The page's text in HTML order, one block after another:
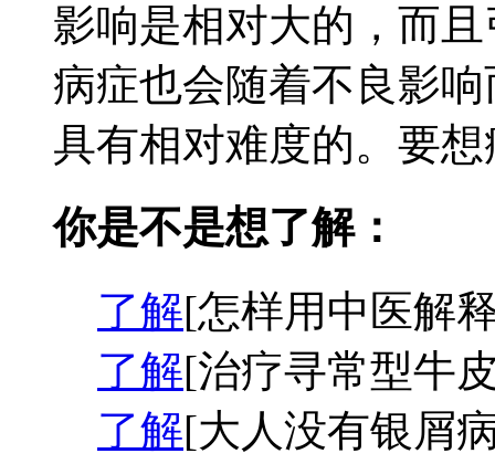
影响是相对大的，而
病症也会随着不良影
具有相对难度的。要
你是不是想了解：
了解[怎样用中医解
了解[治疗寻常型牛
了解[大人没有银屑